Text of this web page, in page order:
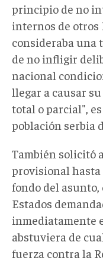
principio de no
internos de otros
consideraba una
de no infligir
nacional
llegar a causar
total o parcial",
población serbia
También solicitó
provisional hasta
fondo del asunto,
Estados
inmediatamente
abstuviera de
fuerza contra la